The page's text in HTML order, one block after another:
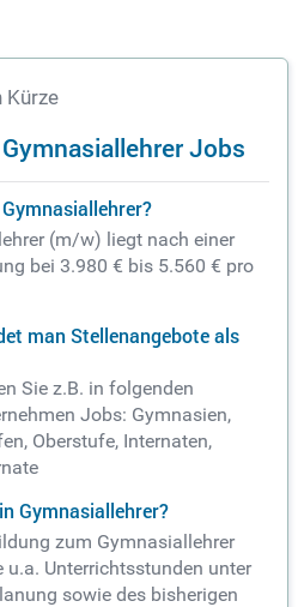
Kürze
Jobs
(m/w) liegt nach einer
bei 3.980 € bis 5.560 € pro
man Stellenangebote als
Sie z.B. in folgenden
Jobs: Gymnasien,
Oberstufe, Internaten,
Gymnasiallehrer?
zum Gymnasiallehrer
u.a. Unterrichtsstunden unter
sowie des bisherigen